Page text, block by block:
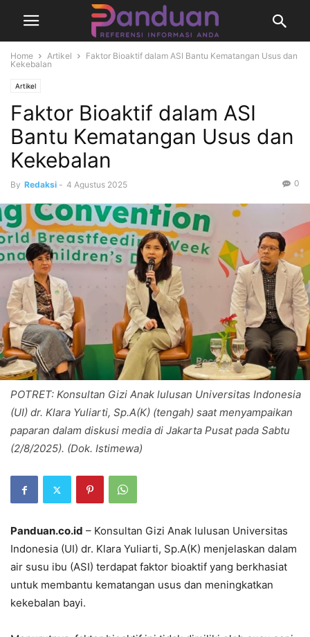
Home Artikel
Faktor Bioaktif dalam ASI Bantu Kematangan Usus dan
Kekebalan
Artikel
Faktor Bioaktif dalam ASI
Bantu Kematangan Usus dan
Kekebalan
By Redaksi - 4 Agustus 2025 0
POTRET: Konsultan Gizi Anak lulusan Universitas Indonesia
(UI) dr. Klara Yuliarti, Sp.A(K) (tengah) saat menyampaikan
paparan dalam diskusi media di Jakarta Pusat pada Sabtu
(2/8/2025). (Dok. Istimewa)
Panduan.co.id – Konsultan Gizi Anak lulusan Universitas
Indonesia (UI) dr. Klara Yuliarti, Sp.A(K) menjelaskan dalam
air susu ibu (ASI) terdapat faktor bioaktif yang berkhasiat
untuk membantu kematangan usus dan meningkatkan
kekebalan bayi.